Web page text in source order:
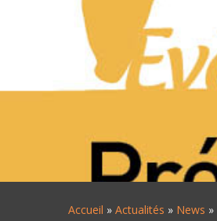
Accueil » Actualités » News »